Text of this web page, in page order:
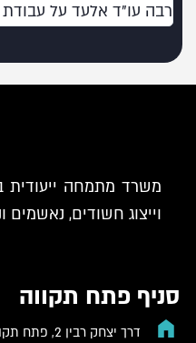
רבה עו"ד אלעד על
משרד מתמחה ייעודית
וייצוג חשודים, נאשמים
סניף פתח תקווה
דרך יצחק רבין 2, פתח תקווה